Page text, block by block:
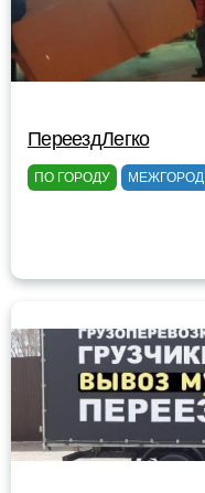
ПереездЛегко
ПО ГОРОДУ МЕЖГОРОД